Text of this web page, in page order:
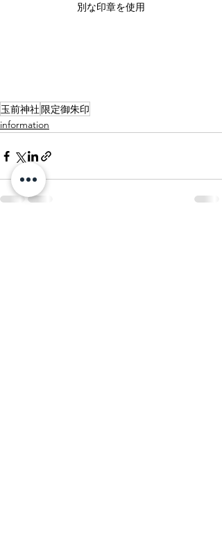
別な印章を使用
玉前神社限定御朱印
information